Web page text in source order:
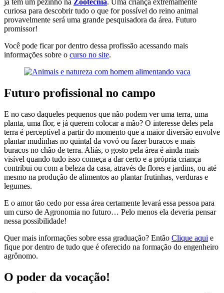
já tem um pezinho na Zootecnia. Uma criança extremamente
curiosa para descobrir tudo o que for possível do reino animal
provavelmente será uma grande pesquisadora da área. Futuro
promissor!
Você pode ficar por dentro dessa profissão acessando mais
informações sobre o curso no site.
Futuro profissional no campo
E no caso daqueles pequenos que não podem ver uma terra, uma
planta, uma flor, e já querem colocar a mão? O interesse deles pela
terra é perceptível a partir do momento que a maior diversão envolve
plantar mudinhas no quintal da vovó ou fazer buracos e mais
buracos no chão de terra. Aliás, o gosto pela área é ainda mais
visível quando tudo isso começa a dar certo e a própria criança
contribui ou com a beleza da casa, através de flores e jardins, ou até
mesmo na produção de alimentos ao plantar frutinhas, verduras e
legumes.
E o amor tão cedo por essa área certamente levará essa pessoa para
um curso de Agronomia no futuro… Pelo menos ela deveria pensar
nessa possibilidade!
Quer mais informações sobre essa graduação? Então Clique aqui e
fique por dentro de tudo que é oferecido na formação do engenheiro
agrônomo.
O poder da vocação!